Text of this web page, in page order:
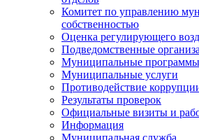
Комитет по управлению
собственностью
Оценка регулирующего
Подведомственные
Муниципальные программы
Муниципальные услуги
Противодействие
Результаты проверок
Официальные визиты и
Информация
Муниципальная служба